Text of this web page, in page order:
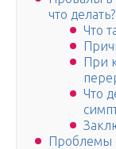
что делать?
Что
При
Что
Проблемы